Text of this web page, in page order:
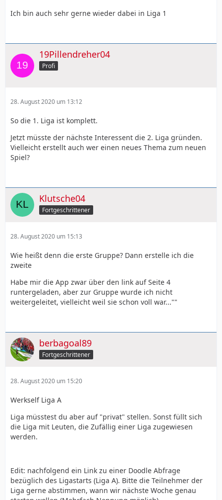
Ich bin auch sehr gerne wieder dabei in Liga 1
19Pillendreher04
Profi
28. August 2020 um 13:12
So die 1. Liga ist komplett.
Jetzt müsste der nächste Interessent die 2. Liga gründen.
Vielleicht erstellt auch wer einen neues Thema zum neuen
Spiel?
Klutsche04
Fortgeschrittener
28. August 2020 um 15:13
Wie heißt denn die erste Gruppe? Dann erstelle ich die
zweite
Habe mir die App zwar über den link auf Seite 4
runtergeladen, aber zur Gruppe wurde ich nicht
weitergeleitet, vielleicht weil sie schon voll war...""
berbagoal89
Fortgeschrittener
28. August 2020 um 15:20
Werkself Liga A
Liga müsstest du aber auf "privat" stellen. Sonst füllt sich
die Liga mit Leuten, die Zufällig einer Liga zugewiesen
werden.
Edit: nachfolgend ein Link zu einer Doodle Abfrage
bezüglich des Ligastarts (Liga A). Bitte die Teilnehmer der
Liga gerne abstimmen, wann wir nächste Woche genau